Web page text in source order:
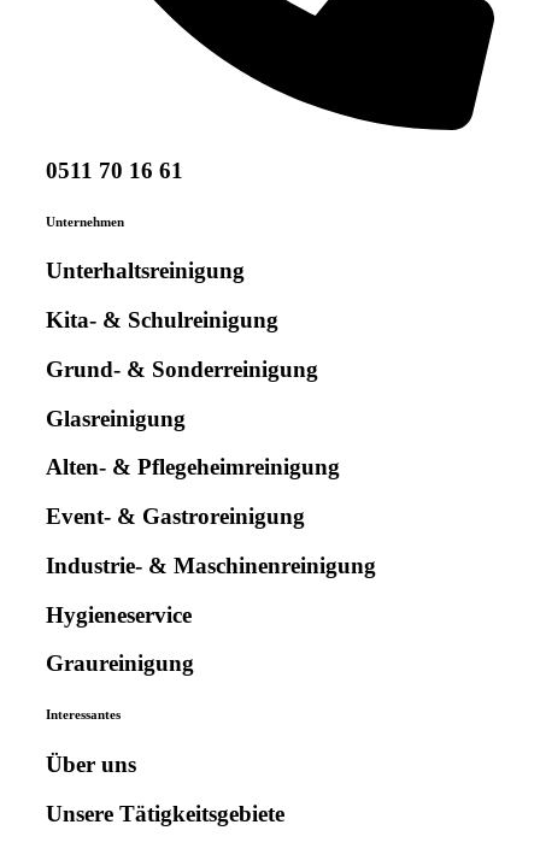
0511 70 16 61
Unternehmen
Unterhaltsreinigung
Kita- & Schulreinigung
Grund- & Sonderreinigung
Glasreinigung
Alten- & Pflegeheimreinigung
Event- & Gastroreinigung
Industrie- & Maschinenreinigung
Hygieneservice
Graureinigung
Interessantes
Über uns
Unsere Tätigkeitsgebiete